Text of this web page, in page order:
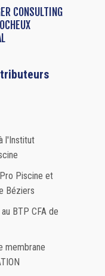
CONSULTING
l'Institut
Piscine et
Béziers
BTP CFA de
membrane